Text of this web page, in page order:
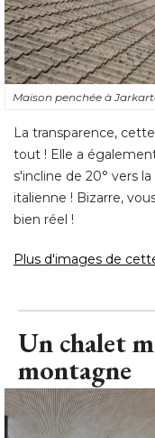
Maison penchée à
La transparence,
tout ! Elle a
s'incline de 20° vers
italienne ! Bizarre,
bien réel !
Plus d'images de
Un chalet
montagne